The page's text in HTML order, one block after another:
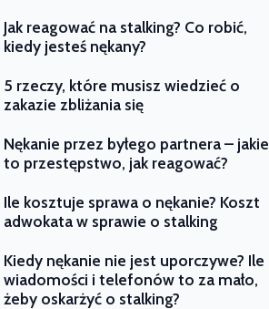
Jak reagować na stalking? Co robić,
kiedy jesteś nękany?
5 rzeczy, które musisz wiedzieć o
zakazie zbliżania się
Nękanie przez byłego partnera – jakie
to przestępstwo, jak reagować?
Ile kosztuje sprawa o nękanie? Koszt
adwokata w sprawie o stalking
Kiedy nękanie nie jest uporczywe? Ile
wiadomości i telefonów to za mało,
żeby oskarżyć o stalking?